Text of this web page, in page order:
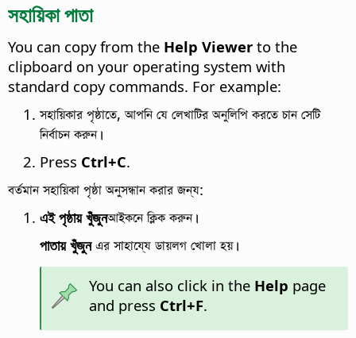
সহায়িকা পাতা
You can copy from the Help Viewer to the
clipboard on your operating system with
standard copy commands. For example:
সহায়িকার পৃষ্ঠাতে, আপনি যে লেখাটির অনুলিপি করতে চান সেটি
নির্বাচন করুন।
Press Ctrl+C.
বর্তমান সহায়িকা পৃষ্ঠা অনুসন্ধান করার জন্য:
এই পৃষ্ঠায় খুঁজুনআইকনে ক্লিক করুন।
পাতায় খুঁজুনএর সাহায্যে ডায়লগ খোলা হয়।
You can also click in the Help page
and press Ctrl+F.